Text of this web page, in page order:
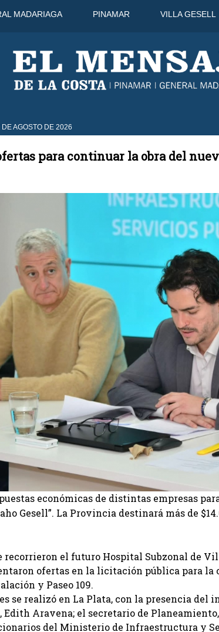
MADARIAGA PINAMAR VILLA GESELL
AGOSTO DE 2026
30°C
para continuar la obra del
económicas de distintas empresas
Gesell”. La Provincia destinará más de
recorrieron el futuro Hospital Subzonal de
ofertas en la licitación pública para la
y Paseo 109.
se realizó en La Plata, con la presencia del
Edith Aravena; el secretario de
del Ministerio de Infraestructura y